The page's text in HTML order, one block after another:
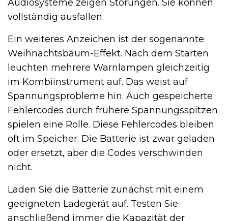
Audiosysteme zeigen Störungen. Sie können
vollständig ausfallen.
Ein weiteres Anzeichen ist der sogenannte
Weihnachtsbaum-Effekt. Nach dem Starten
leuchten mehrere Warnlampen gleichzeitig
im Kombiinstrument auf. Das weist auf
Spannungsprobleme hin. Auch gespeicherte
Fehlercodes durch frühere Spannungsspitzen
spielen eine Rolle. Diese Fehlercodes bleiben
oft im Speicher. Die Batterie ist zwar geladen
oder ersetzt, aber die Codes verschwinden
nicht.
Laden Sie die Batterie zunächst mit einem
geeigneten Ladegerät auf. Testen Sie
anschließend immer die Kapazität der